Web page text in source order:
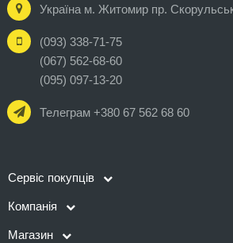
Україна м. Житомир пр.
(093) 338-71-75
(067) 562-68-60
(095) 097-13-20
Телеграм +380 67 562 68 60
Сервіс покупців
Компанія
Магазин